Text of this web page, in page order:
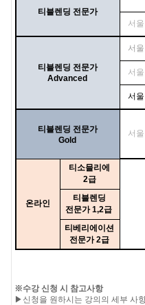
티블렌딩 전문가
서울
티블렌딩 전문가
Advanced
서
서
서울
티블렌딩 전문가
Gold
서울
온라인
티소믈리에
2급
티블렌딩
전문가1,2급
티베리에이션
전문가2급
※수강 신청 시 참고사항
▶신청을 원하시는 강의의 세부 사